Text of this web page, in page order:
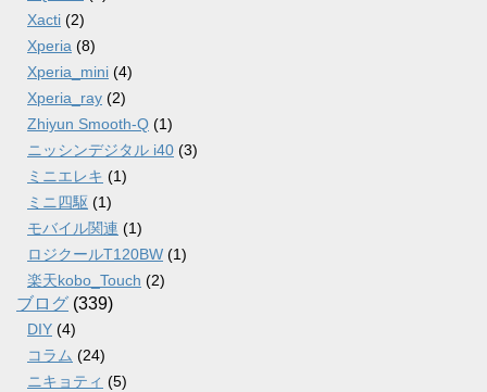
Xacti (2)
Xperia (8)
Xperia_mini (4)
Xperia_ray (2)
Zhiyun Smooth-Q (1)
ニッシンデジタル i40 (3)
ミニエレキ (1)
ミニ四駆 (1)
モバイル関連 (1)
ロジクールT120BW (1)
楽天kobo_Touch (2)
ブログ (339)
DIY (4)
コラム (24)
ニキョティ (5)